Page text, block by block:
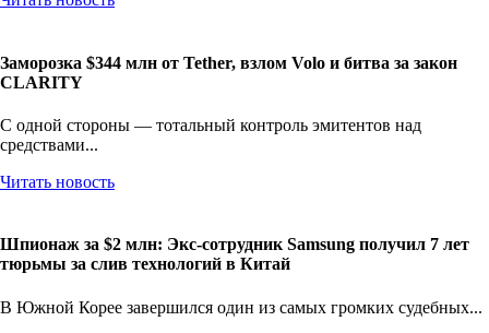
Заморозка $344 млн от Tether, взлом Volo и битва за закон
CLARITY
С одной стороны — тотальный контроль эмитентов над
средствами...
Читать новость
Шпионаж за $2 млн: Экс-сотрудник Samsung получил 7 лет
тюрьмы за слив технологий в Китай
В Южной Корее завершился один из самых громких судебных...